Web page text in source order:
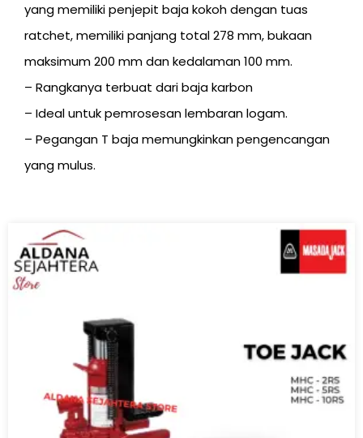
yang memiliki penjepit baja kokoh dengan tuas
ratchet, memiliki panjang total 278 mm, bukaan
maksimum 200 mm dan kedalaman 100 mm.
– Rangkanya terbuat dari baja karbon
– Ideal untuk pemrosesan lembaran logam.
– Pegangan T baja memungkinkan pengencangan
yang mulus.